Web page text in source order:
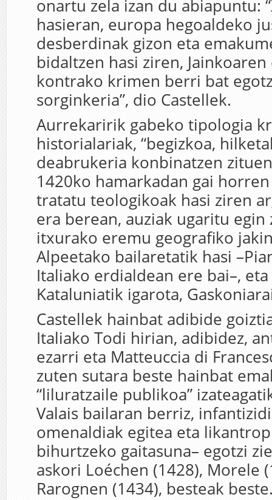
onartu zela izan du abiapuntu:
hasieran, europa hegoaldeko
desberdinak gizon eta
bidaltzen hasi ziren,
kontrako krimen berri bat
sorginkeria”, dio Castellek.
Aurrekaririk gabeko tipologia
historialariak, “begizkoa,
deabrukeria konbinatzen
1420ko hamarkadan gai
tratatu teologikoak hasi ziren
era berean, auziak ugaritu
itxurako eremu geografiko
Alpeetako bailaretatik hasi
Italiako erdialdean ere bai–,
Kataluniatik igarota,
Castellek hainbat adibide
Italiako Todi hirian, adibidez,
ezarri eta Matteuccia di
zuten sutara beste hainbat
“liluratzaile publikoa”
Valais bailaran berriz,
omenaldiak egitea eta
bihurtzeko gaitasuna– egotzi
askori Loéchen (1428), Morele
Rarognen (1434), besteak